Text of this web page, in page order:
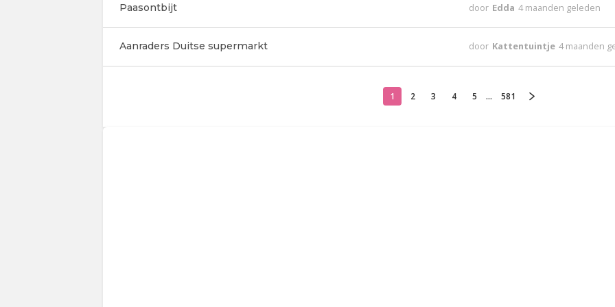
Paasontbijt door Edda 4 maanden geleden
Aanraders Duitse supermarkt door Kattentuintje 4 maanden
1 2 3 4 5 ... 581